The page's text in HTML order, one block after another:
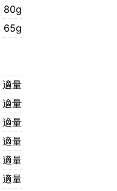
80g
65g
適量
適量
適量
適量
適量
適量